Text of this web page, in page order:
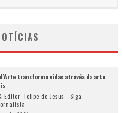
transforma vidas através da arte
Editor: Felipe de Jesus - Siga: